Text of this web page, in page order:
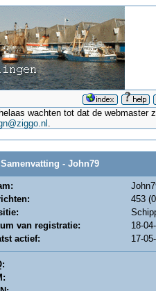
wachten tot dat de
.
Samenvatting - John79
453
van registratie:
18-
actief:
17-